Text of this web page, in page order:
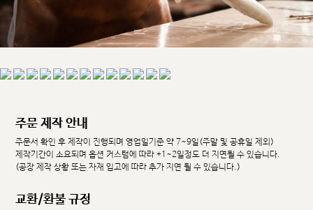
주문 제작 안내
주문서 확인 후 제작이 진행되며 영업일기준 약 7~9일(주말 및 공휴일 제외)
제작기간이 소요되며 옵션 커스텀에 따라 +1~2일정도 더 지연될 수 있습니다.
(공장 제작 상황 또는 자재 입고에 따라 추가 지연 될 수 있습니다.)
교환/환불 규정